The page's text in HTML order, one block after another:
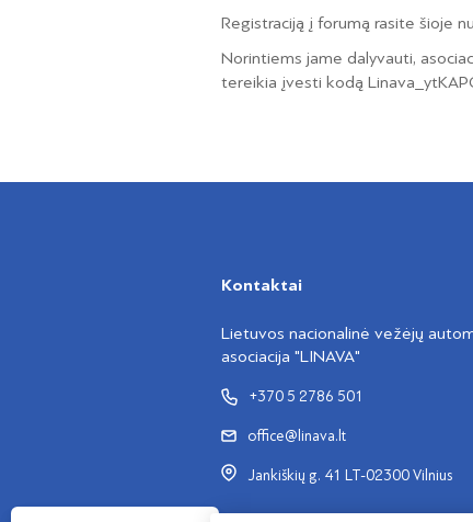
Registraciją į forumą rasite šioje
Norintiems jame dalyvauti,
tereikia įvesti kodą
Kontaktai
Lietuvos nacionalinė vežėjų
asociacija "LINAVA"
+370 5 2786 501
office@linava.lt
Jankiškių g. 41 LT-02300 Vilnius